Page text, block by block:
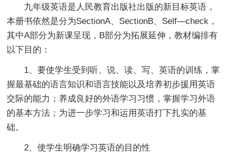
九年级英语是人民教育出版社出版的新目标英语，
本册书依然是分为SectionA、SectionB、Self—check，
其中A部分为新课呈现，B部分为拓展延伸，教材编排有
以下目的：
1、要使学生受到听、说、读、写、英语的训练，掌
握最基础的语言知识和语言技能以及培养初步援用英语
交际的能力；养成良好的外语学习习惯，掌握学习外语
的基本方法；为进一步学习和运用英语打下扎实的基
础。
2、使学生明确学习英语的目的性